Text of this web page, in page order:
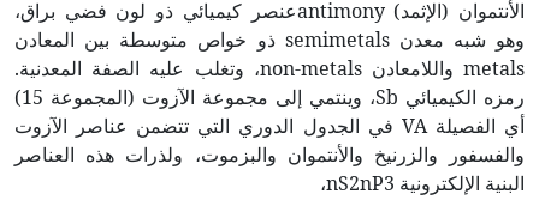
الأنتموان (الإثمد) antimonyعنصر كيميائي ذو لون فضي براق،
وهو شبه معدن semimetals ذو خواص متوسطة بين المعادن
metals واللامعادن non-metals، وتغلب عليه الصفة المعدنية.
رمزه الكيميائي Sb، وينتمي إلى مجموعة الآزوت (المجموعة 15)
أي الفصيلة VA في الجدول الدوري التي تتضمن عناصر الآزوت
والفسفور والزرنيخ والأنتموان والبزموت، ولذرات هذه العناصر
البنية الإلكترونية nS2nP3،